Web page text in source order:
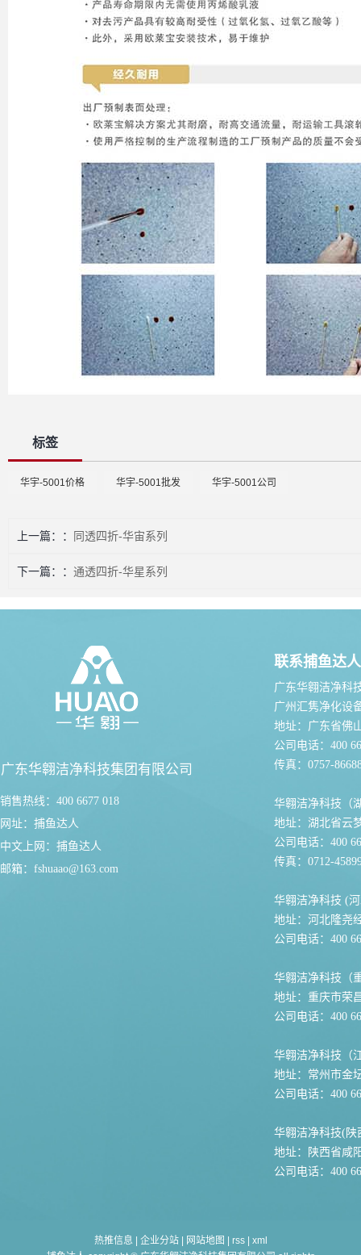
标签
华宇-5001价格 华宇-5001批发 华宇-5001公司
上一篇： 同透四折-华宙系列
下一篇： 通透四折-华星系列
广东华翱洁净科技集团有限公司
销售热线：400 6677 018
网址： 捕鱼达人
中文上网： 捕鱼达人
邮箱： fshuaao@163.com
联系捕鱼达人
广东华翱洁净科
广州汇隽净化设
地址：广东省佛
公司电话：400
传真：0757-
华翱洁净科技（
地址：湖北省云
公司电话：400
传真：0712-
华翱洁净科技 (
地址：河北隆尧
公司电话：400
华翱洁净科技（
地址：重庆市荣
公司电话：400
华翱洁净科技（
地址：常州市金
公司电话：400
华翱洁净科技(陕
地址：陕西省咸
公司电话：400
热推信息 企业分站| 网站地图 rss| xml